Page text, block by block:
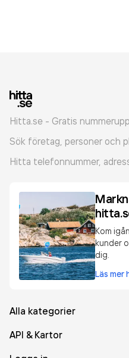
Hitta.se - Gratis
Sök företag, personer och
Hitta telefonnummer,
Kom
kunder
dig.
Läs mer
Alla kategorier
API & Kartor